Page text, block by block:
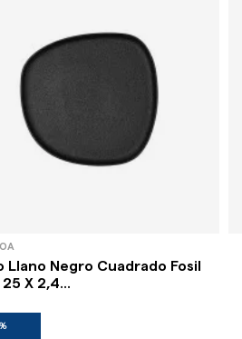
Llano Negro Cuadrado Fosil
25 X 2,4...